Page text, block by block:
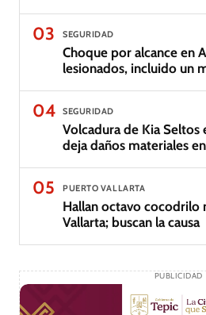
03 SEGURIDAD
Choque por alcance en
lesionados, incluido un
04 SEGURIDAD
Volcadura de Kia Seltos
deja daños materiales
05 PUERTO VALLARTA
Hallan octavo cocodrilo
Vallarta; buscan la causa
PUBLICIDAD